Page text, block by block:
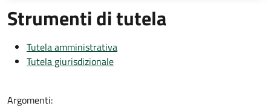
Strumenti di tutela
Tutela amministrativa
Tutela giurisdizionale
Argomenti: